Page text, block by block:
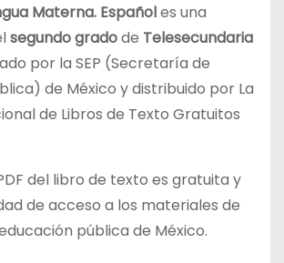
Materna. Españoles una
segundo gradode Telesecundaria
por la SEP (Secretaría de
de México y distribuido por La
de Libros de Texto Gratuitos
del libro de texto es gratuita y
de acceso a los materiales de
pública de México.